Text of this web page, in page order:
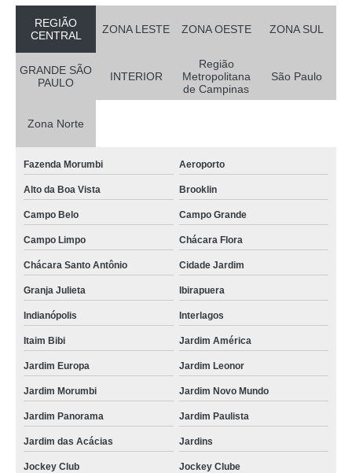
REGIÃO
CENTRAL
ZONA LESTE ZONA OESTE ZONA SUL
GRANDE SÃO
PAULO
INTERIOR
Região
Metropolitana
de Campinas
São Paulo
Zona Norte
Fazenda Morumbi Aeroporto
Alto da Boa Vista Brooklin
Campo Belo Campo Grande
Campo Limpo Chácara Flora
Chácara Santo Antônio Cidade Jardim
Granja Julieta Ibirapuera
Indianópolis Interlagos
Itaim Bibi Jardim América
Jardim Europa Jardim Leonor
Jardim Morumbi Jardim Novo Mundo
Jardim Panorama Jardim Paulista
Jardim das Acácias Jardins
Jockey Club Jockey Clube